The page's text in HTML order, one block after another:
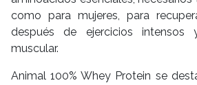
como para mujeres, para
después de ejercicios
muscular.
Animal 100% Whey Protein se